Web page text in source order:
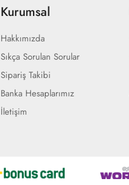
Kurumsal
Hakkımızda
Sıkça Sorulan Sorular
Sipariş Takibi
Banka Hesaplarımız
İletişim